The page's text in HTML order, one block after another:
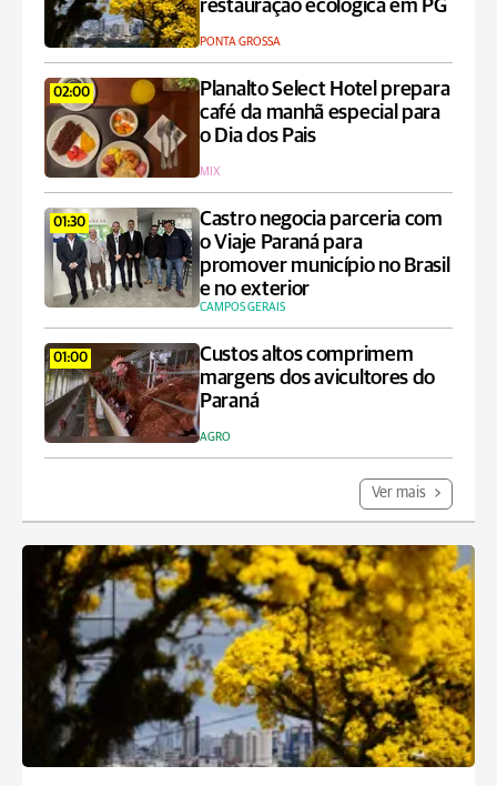
restauração ecológica em PG
PONTA GROSSA
02:00
Planalto Select Hotel prepara
café da manhã especial para
o Dia dos Pais
MIX
01:30
Castro negocia parceria com
o Viaje Paraná para
promover município no Brasil
e no exterior
CAMPOS GERAIS
01:00
Custos altos comprimem
margens dos avicultores do
Paraná
AGRO
Ver mais